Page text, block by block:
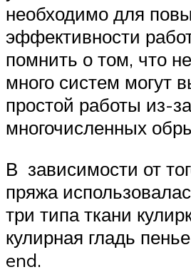
необходимо для
эффективности
помнить о том, что
много систем могут
простой работы из-за
многочисленных
В зависимости от
пряжа
три типа ткани
кулирная гладь
end.